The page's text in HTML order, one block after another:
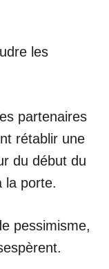
les
partenaires
rétablir une
du début du
la porte.
pessimisme,